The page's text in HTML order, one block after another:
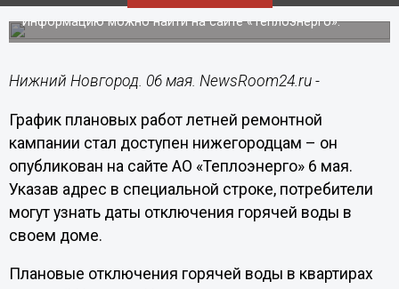
Информацию можно найти на сайте «Теплоэнерго».
Нижний Новгород. 06 мая. NewsRoom24.ru -
График плановых работ летней ремонтной
кампании стал доступен нижегородцам – он
опубликован на сайте АО «Теплоэнерго» 6 мая.
Указав адрес в специальной строке, потребители
могут узнать даты отключения горячей воды в
своем доме.
Плановые отключения горячей воды в квартирах